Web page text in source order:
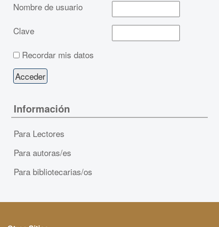
Nombre de usuario
Clave
Recordar mis datos
Información
Para Lectores
Para autoras/es
Para bibliotecarias/os